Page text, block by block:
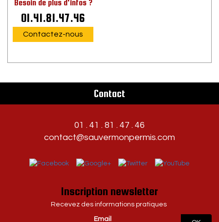
Besoin de plus d'infos ?
01.41.81.47.46
Contactez-nous
Contact
01 . 41 . 81 . 47 . 46
contact@sauvermonpermis.com
Inscription newsletter
Recevez des informations pratiques
Email